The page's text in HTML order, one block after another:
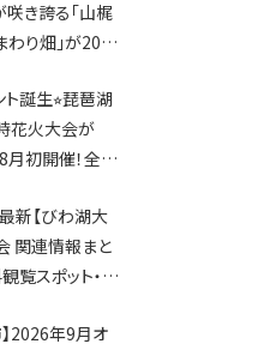
咲き誇る「山梶
わり畑」が2026
ッチンカーも
も入園できる
スも販売★
誕生⭐︎琵琶湖
花火大会が
初開催！全席
トも登場♪
新【びわ湖大
関連情報まと
覧スポット・同
規制に近隣施
】2026年9月オ